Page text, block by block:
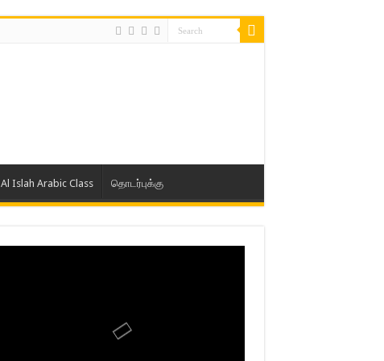
Al Islah Arabic Class தொடர்புக்கு